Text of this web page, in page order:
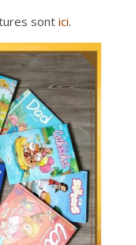
sont ici.